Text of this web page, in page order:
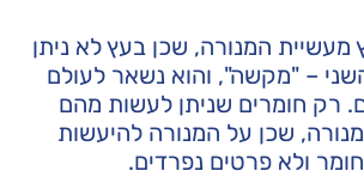
המנורה, שכן בעץ לא ניתן
– "מקשה", והוא נשאר לעולם
רק חומרים שניתן לעשות מהם
שכן על המנורה להיעשות
ולא פרטים נפרדים.